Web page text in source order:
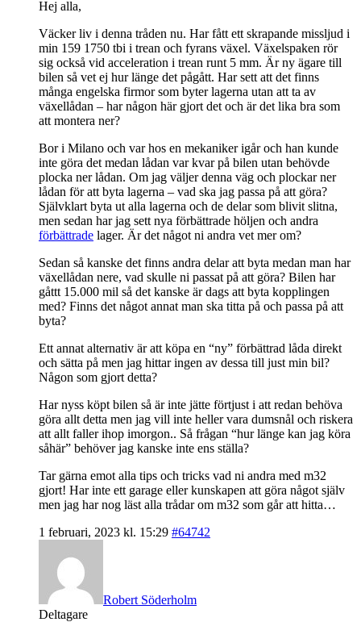
Hej alla,
Väcker liv i denna tråden nu. Har fått ett skrapande missljud i
min 159 1750 tbi i trean och fyrans växel. Växelspaken rör
sig också vid acceleration i trean runt 5 mm. Är ny ägare till
bilen så vet ej hur länge det pågått. Har sett att det finns
många engelska firmor som byter lagerna utan att ta av
växellådan – har någon här gjort det och är det lika bra som
att montera ner?
Bor i Milano och var hos en mekaniker igår och han kunde
inte göra det medan lådan var kvar på bilen utan behövde
plocka ner lådan. Om jag väljer denna väg och plockar ner
lådan för att byta lagerna – vad ska jag passa på att göra?
Självklart byta ut alla lagerna och de delar som blivit slitna,
men sedan har jag sett nya förbättrade höljen och andra
förbättrade lager. Är det något ni andra vet mer om?
Sedan så kanske det finns andra delar att byta medan man har
växellådan nere, vad skulle ni passat på att göra? Bilen har
gåttt 15.000 mil så det kanske är dags att byta kopplingen
med? Finns det något annat man ska titta på och passa på att
byta?
Ett annat alternativ är att köpa en “ny” förbättrad låda direkt
och sätta på men jag hittar ingen av dessa till just min bil?
Någon som gjort detta?
Har nyss köpt bilen så är inte jätte förtjust i att redan behöva
göra allt detta men jag vill inte heller vara dumsnål och riskera
att allt faller ihop imorgon.. Så frågan “hur länge kan jag köra
såhär” behöver jag kanske inte ens ställa?
Tar gärna emot alla tips och tricks vad ni andra med m32
gjort! Har inte ett garage eller kunskapen att göra något själv
men jag har nog läst alla trådar om m32 som går att hitta…
1 februari, 2023 kl. 15:29 #64742
Robert Söderholm
Deltagare